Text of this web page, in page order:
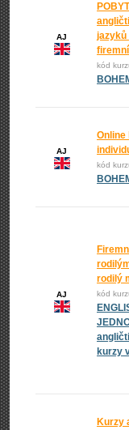
AJ
jazyků
kód
AJ
Online
kód
AJ
rodilý
kód
kurzy
Kurzy